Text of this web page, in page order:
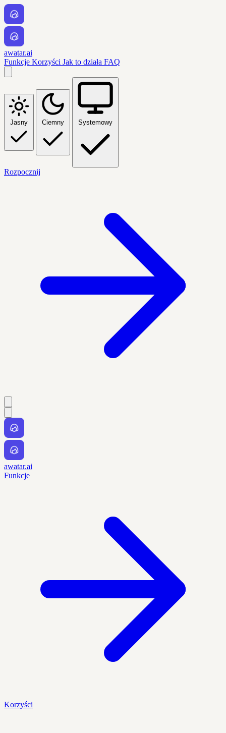
awatar.ai
Funkcje Korzyści Jak to działa FAQ
Jasny Ciemny Systemowy
Rozpocznij
awatar.ai
Funkcje
Korzyści